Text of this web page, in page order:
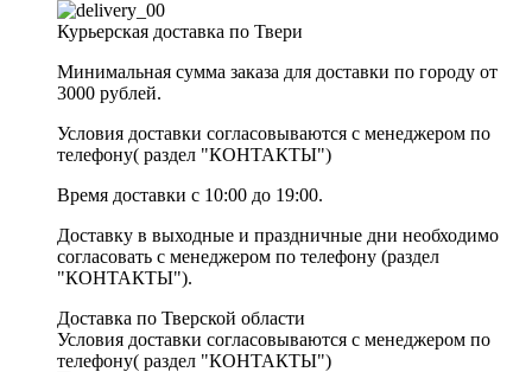
Курьерская доставка по Твери
Минимальная сумма заказа для доставки по городу от
3000 рублей.
Условия доставки согласовываются с менеджером по
телефону( раздел "КОНТАКТЫ")
Время доставки с 10:00 до 19:00.
Доставку в выходные и праздничные дни необходимо
согласовать с менеджером по телефону (раздел
"КОНТАКТЫ").
Доставка по Тверской области
Условия доставки согласовываются с менеджером по
телефону( раздел "КОНТАКТЫ")